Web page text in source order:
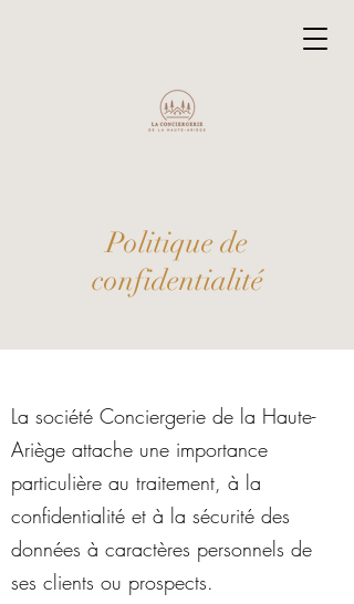
Politique de
confidentialité
La société Conciergerie de la Haute-
Ariège attache une importance
particulière au traitement, à la
confidentialité et à la sécurité des
données à caractères personnels de
ses clients ou prospects.